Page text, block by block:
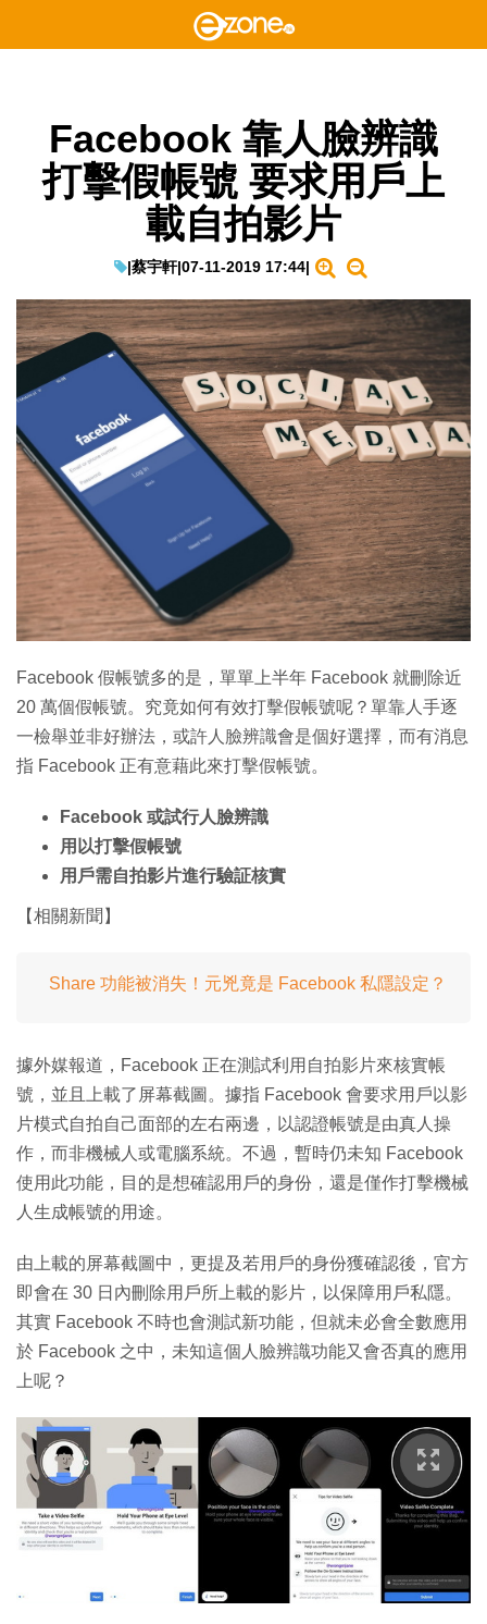
Facebook 靠人臉辨識
打擊假帳號 要求用戶上
載自拍影片
|蔡宇軒|07-11-2019 17:44|
Facebook 假帳號多的是，單單上半年 Facebook 就刪除近
20 萬個假帳號。究竟如何有效打擊假帳號呢？單靠人手逐
一檢舉並非好辦法，或許人臉辨識會是個好選擇，而有消息
指 Facebook 正有意藉此來打擊假帳號。
Facebook 或試行人臉辨識
用以打擊假帳號
用戶需自拍影片進行驗証核實
【相關新聞】
Share 功能被消失！元兇竟是 Facebook 私隱設定？
據外媒報道，Facebook 正在測試利用自拍影片來核實帳
號，並且上載了屏幕截圖。據指 Facebook 會要求用戶以影
片模式自拍自己面部的左右兩邊，以認證帳號是由真人操
作，而非機械人或電腦系統。不過，暫時仍未知 Facebook
使用此功能，目的是想確認用戶的身份，還是僅作打擊機械
人生成帳號的用途。
由上載的屏幕截圖中，更提及若用戶的身份獲確認後，官方
即會在 30 日內刪除用戶所上載的影片，以保障用戶私隱。
其實 Facebook 不時也會測試新功能，但就未必會全數應用
於 Facebook 之中，未知這個人臉辨識功能又會否真的應用
上呢？